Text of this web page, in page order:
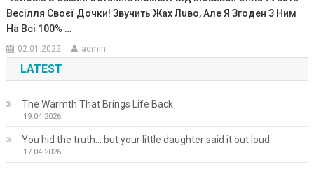
Весілля Своєї Дочки! Звучить Жах Лuво, Але Я Згоден З Ним
На Всі 100% …
02.01.2022 admin
LATEST
The Warmth That Brings Life Back
19.04.2026
You hid the truth… but your little daughter said it out loud
17.04.2026